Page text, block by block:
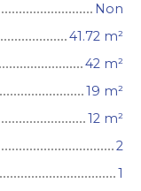
Non
41.72 m²
42 m²
19 m²
12 m²
2
1